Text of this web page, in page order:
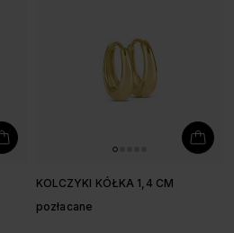
KOLCZYKI KÓŁKA 1,4 CM
pozłacane